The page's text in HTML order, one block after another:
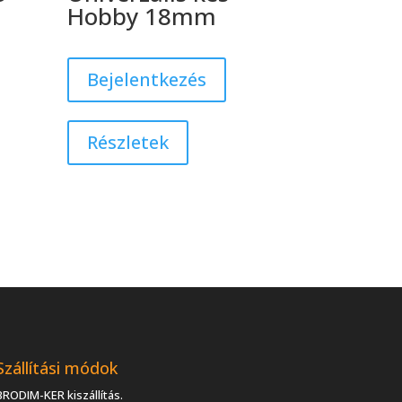
Hobby 18mm
Bejelentkezés
Részletek
módok
KER kiszállítás.